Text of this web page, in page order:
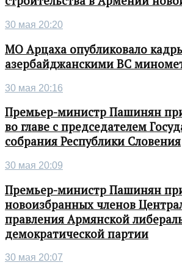
30 мая 20:20
МО Арцаха опубликовало
азербайджанскими ВС
30 мая 20:16
Премьер-министр Пашинян
во главе с председателем
собрания Республики Словения
30 мая 20:09
Премьер-министр Пашинян
новоизбранных членов
правления Армянской
демократической партии
30 мая 20:07